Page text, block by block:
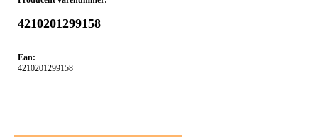
4210201299158
Ean:
4210201299158